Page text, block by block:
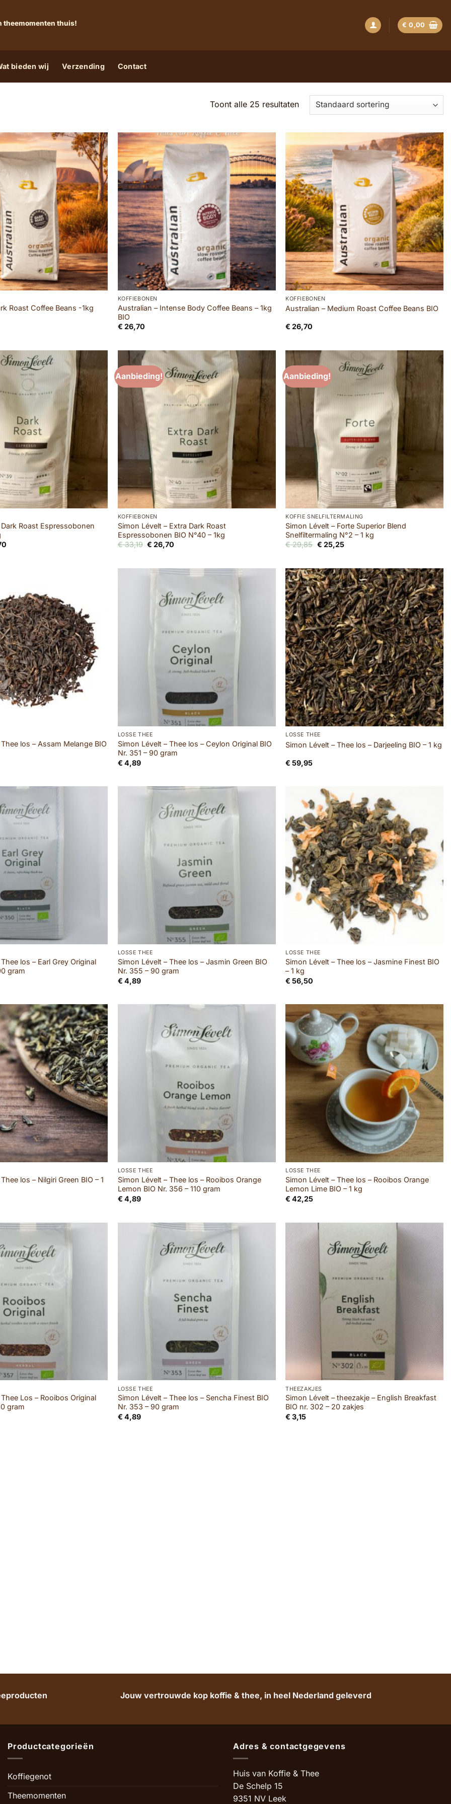
theemomenten thuis! € 0,00
bieden wij Verzending Contact
Toont alle 25 resultaten
Roast Coffee Beans -1kg
KOFFIEBONEN
Australian – Intense Body Coffee Beans – 1kg
BIO
€ 26,70
KOFFIEBONEN
Australian – Medium Roast Coffee Beans BIO
€ 26,70
Roast Espressobonen
Huidige
Aanbieding!
KOFFIEBONEN
Simon Lévelt – Extra Dark Roast
Espressobonen BIO N°40 – 1kg
€33,19 Oorspronkelijke
€ 26,70
Aanbieding!
KOFFIE SNELFILTERMALING
Simon Lévelt – Forte Superior Blend
Snelfiltermaling N°2 – 1 kg
€29,85 Oorspronkelijke
€ 25,25Huidige
los – Assam Melange BIO
LOSSE THEE
Simon Lévelt – Thee los – Ceylon Original BIO
Nr. 351 – 90 gram
€ 4,89
LOSSE THEE
Simon Lévelt – Thee los – Darjeeling BIO – 1 kg
€ 59,95
los – Earl Grey Original
gram
LOSSE THEE
Simon Lévelt – Thee los – Jasmin Green BIO
Nr. 355 – 90 gram
€ 4,89
LOSSE THEE
Simon Lévelt – Thee los – Jasmine Finest BIO
– 1 kg
€ 56,50
los – Nilgiri Green BIO – 1
LOSSE THEE
Simon Lévelt – Thee los – Rooibos Orange
Lemon BIO Nr. 356 – 110 gram
€ 4,89
LOSSE THEE
Simon Lévelt – Thee los – Rooibos Orange
Lemon Lime BIO – 1 kg
€ 42,25
Los – Rooibos Original
gram
LOSSE THEE
Simon Lévelt – Thee los – Sencha Finest BIO
Nr. 353 – 90 gram
€ 4,89
THEEZAKJES
Simon Lévelt – theezakje – English Breakfast
BIO nr. 302 – 20 zakjes
€ 3,15
Jouw vertrouwde kop koffie & thee, in heel Nederland geleverd
Productcategorieën
Koffiegenot
Theemomenten
Adres & contactgegevens
Huis van Koffie & Thee
De Schelp 15
9351 NV Leek